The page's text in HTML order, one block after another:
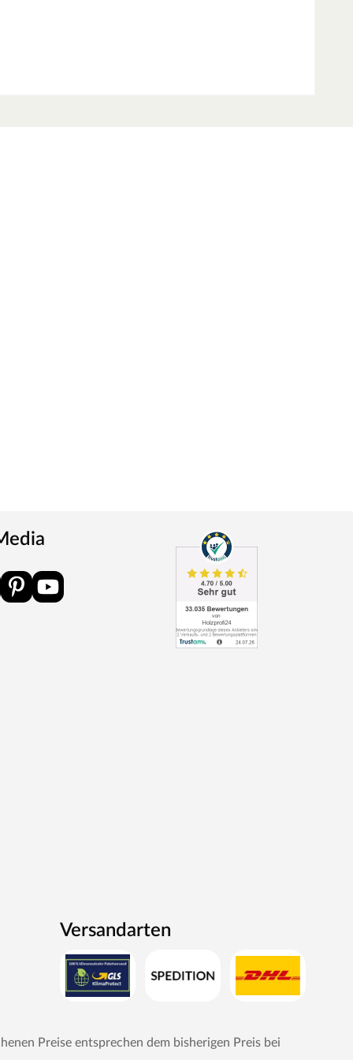
Versandarten
Preise entsprechen dem bisherigen Preis bei